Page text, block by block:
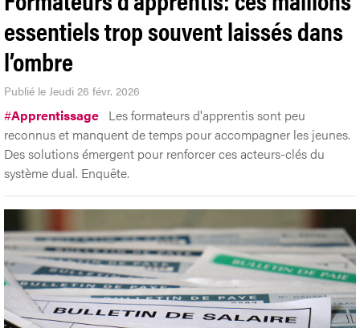
essentiels trop souvent laissés dans
l’ombre
Publié le Jeudi 26 févr. 2026
#Apprentissage Les formateurs d'apprentis sont peu
reconnus et manquent de temps pour accompagner les jeunes.
Des solutions émergent pour renforcer ces acteurs-clés du
système dual. Enquête.